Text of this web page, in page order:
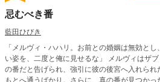
忌むべき番
藍田ひびき
「メルヴィ・ハハリ。お前との婚姻は無効と
い姿を、二度と俺に見せるな」 メルヴィはザブァヒワ皇国の皇太子ヴァルラム
の番だと告げられ、強引に彼の後宮へ入れら
もとへ通うばかり。さらに、真の番が見つか